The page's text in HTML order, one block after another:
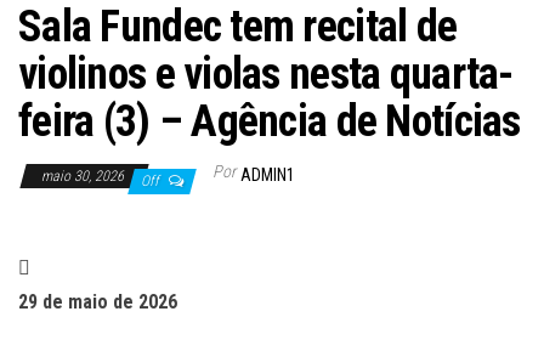
Sala Fundec tem recital de
violinos e violas nesta quarta-
feira (3) – Agência de Notícias
maio 30, 2026 Off Por ADMIN1
29 de maio de 2026